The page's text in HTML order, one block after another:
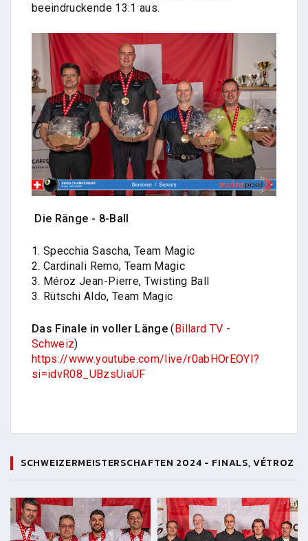
beeindruckende 13:1 aus.
Die Ränge - 8-Ball
1. Specchia Sascha, Team Magic
2. Cardinali Remo, Team Magic
3. Méroz Jean-Pierre, Twisting Ball
3. Rütschi Aldo, Team Magic
Das Finale in voller Länge ( Billard TV -
Schweiz)
https://www.youtube.com/live/r0abHOrEOYI?
si=idvR08_UBzsUiaUF
SCHWEIZERMEISTERSCHAFTEN 2024 - FINALS, VÉTROZ